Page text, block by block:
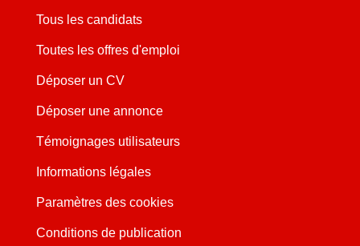
Tous les candidats
Toutes les offres d'emploi
Déposer un CV
Déposer une annonce
Témoignages utilisateurs
Informations légales
Paramètres des cookies
Conditions de publication